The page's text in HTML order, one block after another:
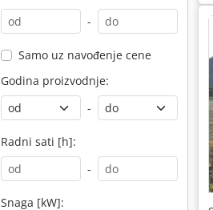
-
Samo uz navođenje cene
Godina proizvodnje:
-
Radni sati [h]:
-
Snaga [kW]: